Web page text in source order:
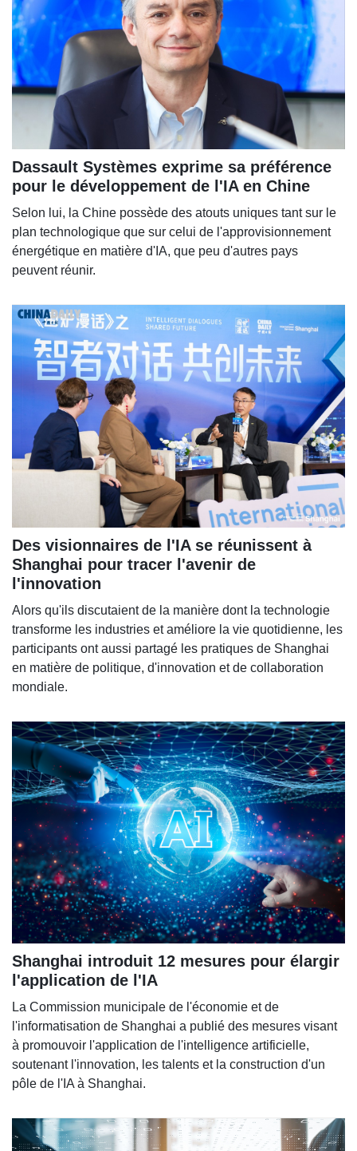
Dassault Systèmes exprime sa préférence
pour le développement de l'IA en Chine
Selon lui, la Chine possède des atouts uniques tant sur le
plan technologique que sur celui de l'approvisionnement
énergétique en matière d'IA, que peu d'autres pays
peuvent réunir.
Des visionnaires de l'IA se réunissent à
Shanghai pour tracer l'avenir de
l'innovation
Alors qu'ils discutaient de la manière dont la technologie
transforme les industries et améliore la vie quotidienne, les
participants ont aussi partagé les pratiques de Shanghai
en matière de politique, d'innovation et de collaboration
mondiale.
Shanghai introduit 12 mesures pour élargir
l'application de l'IA
La Commission municipale de l'économie et de
l'informatisation de Shanghai a publié des mesures visant
à promouvoir l'application de l'intelligence artificielle,
soutenant l'innovation, les talents et la construction d'un
pôle de l'IA à Shanghai.